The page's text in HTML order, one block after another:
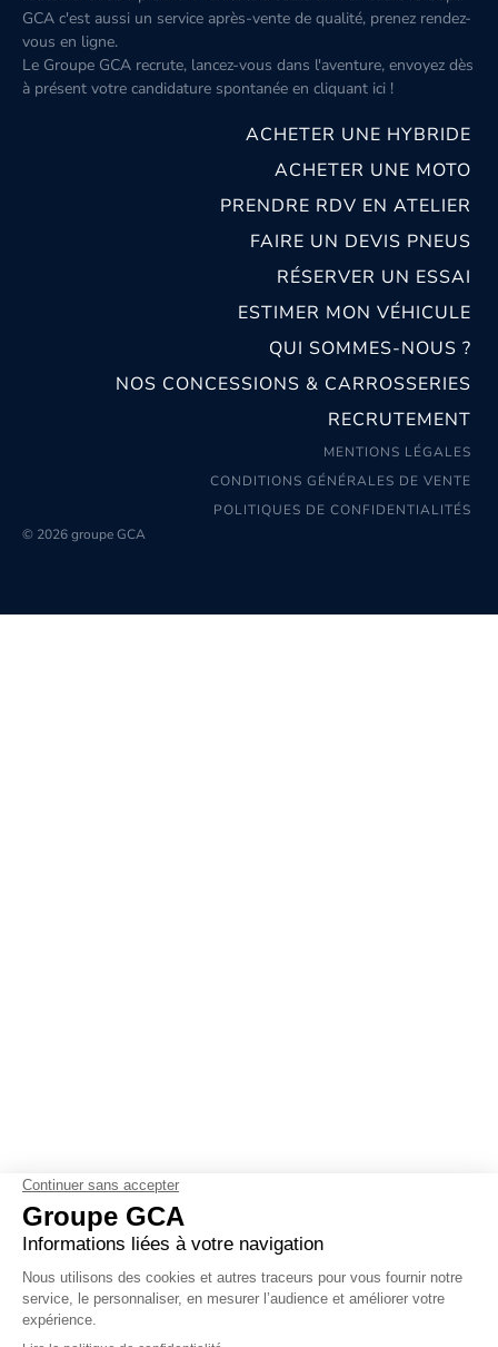
GCA c'est aussi un service après-vente de qualité, prenez rendez-
vous en ligne.
Le Groupe GCA recrute, lancez-vous dans l'aventure, envoyez dès
à présent votre candidature spontanée en cliquant ici !
ACHETER UNE HYBRIDE
ACHETER UNE MOTO
PRENDRE RDV EN ATELIER
FAIRE UN DEVIS PNEUS
RÉSERVER UN ESSAI
ESTIMER MON VÉHICULE
QUI SOMMES-NOUS ?
NOS CONCESSIONS & CARROSSERIES
RECRUTEMENT
MENTIONS LÉGALES
CONDITIONS GÉNÉRALES DE VENTE
POLITIQUES DE CONFIDENTIALITÉS
© 2026 groupe GCA